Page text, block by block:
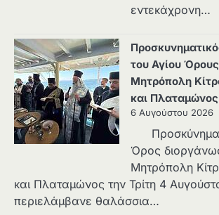
εντεκάχρονη…
του Αγίου
Μητρόπολη
και Πλαταμώνος
6 Αυγούστου 2026
Προσκύνημα
Όρος
Μητρόπολη
και Πλαταμώνος την Τρίτη 4
περιελάμβανε θαλάσσια…